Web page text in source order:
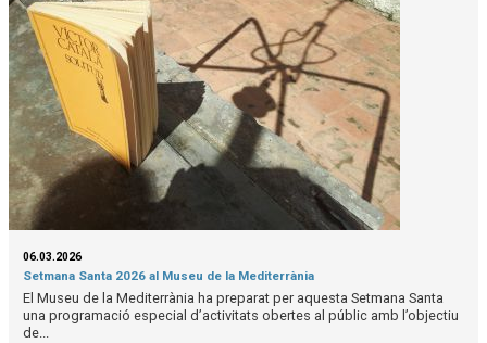
06.03.2026
Setmana Santa 2026 al Museu de la Mediterrània
El Museu de la Mediterrània ha preparat per aquesta Setmana Santa
una programació especial d’activitats obertes al públic amb l’objectiu
de...